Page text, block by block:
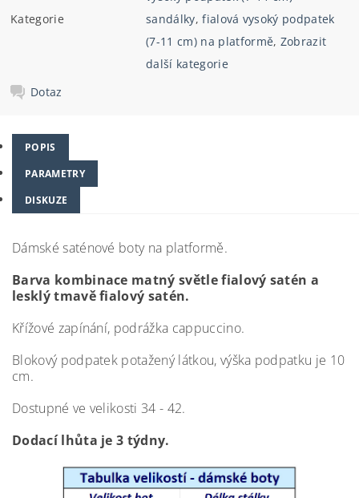
Kategorie
sandálky,fialová vysoký podpatek
(7-11 cm) na platformě, Zobrazit
další kategorie
Dotaz
POPIS
PARAMETRY
DISKUZE
Dámské saténové boty na platformě.
Barva kombinace matný světle fialový satén a
lesklý tmavě fialový satén.
Křížové zapínání, podrážka cappuccino.
Blokový podpatek potažený látkou, výška podpatku je 10
cm.
Dostupné ve velikosti 34 - 42.
Dodací lhůta je 3 týdny.